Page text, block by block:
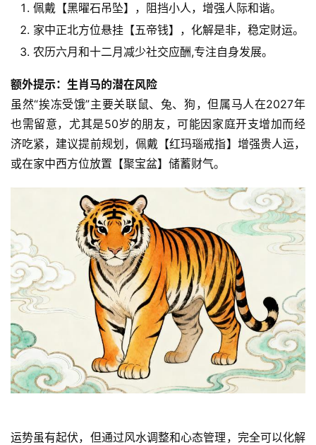
佩戴【黑曜石吊坠】，阻挡小人，增强人际和谐。
家中正北方位悬挂【五帝钱】，化解是非，稳定财运。
农历六月和十二月减少社交应酬,专注自身发展。
额外提示：生肖马的潜在风险
虽然“挨冻受饿”主要关联鼠、兔、狗，但属马人在2027年
也需留意，尤其是50岁的朋友，可能因家庭开支增加而经
济吃紧，建议提前规划，佩戴【红玛瑙戒指】增强贵人运，
或在家中西方位放置【聚宝盆】储蓄财气。
运势虽有起伏，但通过风水调整和心态管理，完全可以化解